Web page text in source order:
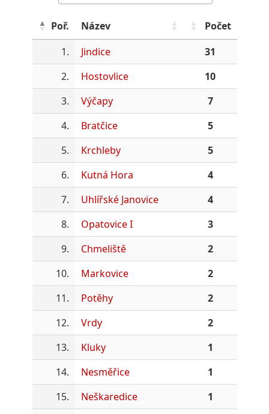
Poř. Název
Počet
1.
Jindice
31
2.
Hostovlice
10
3.
Výčapy
7
4.
Bratčice
5
5.
Krchleby
5
6.
Kutná Hora
4
7.
Uhlířské Janovice
4
8.
Opatovice I
3
9.
Chmeliště
2
10.
Markovice
2
11.
Potěhy
2
12.
Vrdy
2
13.
Kluky
1
14.
Nesměřice
1
15.
Neškaredice
1